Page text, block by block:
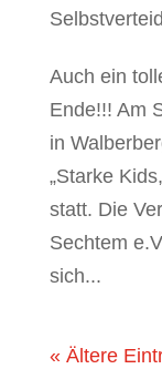
Auch ein
Ende!!! Am
in
„Starke
statt. Die
Sechtem
sich...
« Ältere